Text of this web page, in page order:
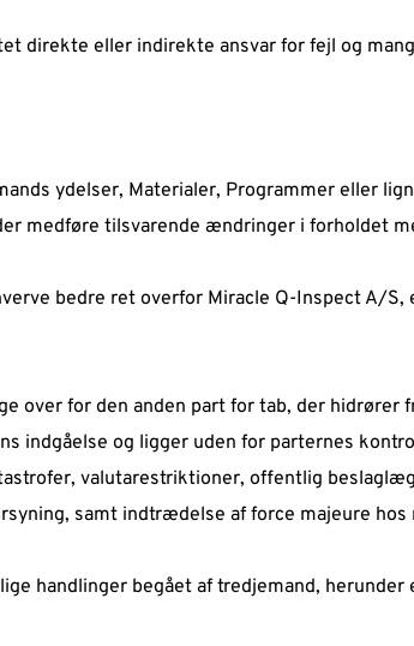
direkte eller indirekte ansvar for fejl og
ydelser, Materialer, Programmer eller
medføre tilsvarende ændringer i forholdet
bedre ret overfor Miracle Q-Inspect A/
over for den anden part for tab, der
indgåelse og ligger uden for parternes
valutarestriktioner, offentlig
samt indtrædelse af force majeure hos
handlinger begået af tredjemand,